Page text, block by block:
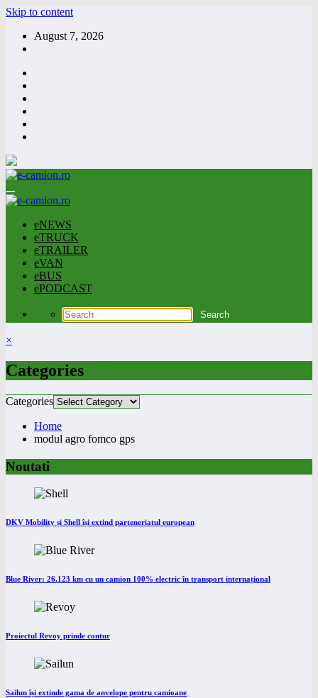
Skip to content
August 7, 2026
eNEWS
eTRUCK
eTRAILER
eVAN
eBUS
ePODCAST
×
Categories
Categories
Home
modul agro fomco gps
Noutati
DKV Mobility și Shell își extind parteneriatul european
Blue River: 26.123 km cu un camion 100% electric în transport internațional
Proiectul Revoy prinde contur
Sailun își extinde gama de anvelope pentru camioane